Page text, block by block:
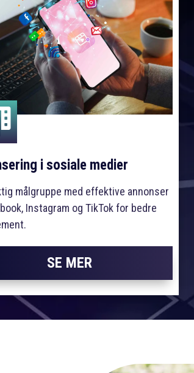
i sosiale medier
målgruppe med effektive annonser
Instagram og TikTok for bedre
SE MER